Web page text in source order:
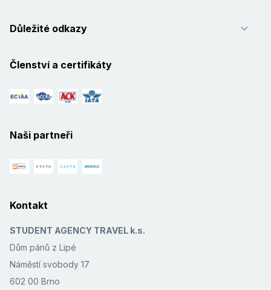
Důležité odkazy
Členství a certifikáty
Naši partneři
Kontakt
STUDENT AGENCY TRAVEL k.s.
Dům pánů z Lipé
Náměstí svobody 17
602 00 Brno